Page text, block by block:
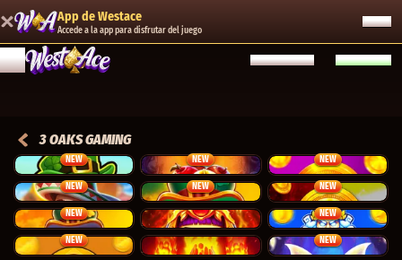
App de Westace
Accede a la app para disfrutar del juego
ABRIR
INICIA SESIÓN REGÍSTRATE
3 OAKS GAMING
NEW
4 Fortune Clovers
NEW
More Magic Apple
NEW
3 Super Coin Volcanoes
NEW
Green Chilli 2
NEW
Lucky Penny
NEW
Coin Volcano
NEW
Lucky Penny 2
Egypt Fire
NEW
Lord of Thunder
NEW
Chili Coins
3 Coin Volcanoes
NEW
4 Fairy Flowers